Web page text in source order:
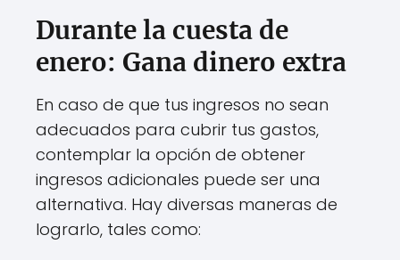
Durante la cuesta de
enero: Gana dinero extra
En caso de que tus ingresos no sean
adecuados para cubrir tus gastos,
contemplar la opción de obtener
ingresos adicionales puede ser una
alternativa. Hay diversas maneras de
lograrlo, tales como: